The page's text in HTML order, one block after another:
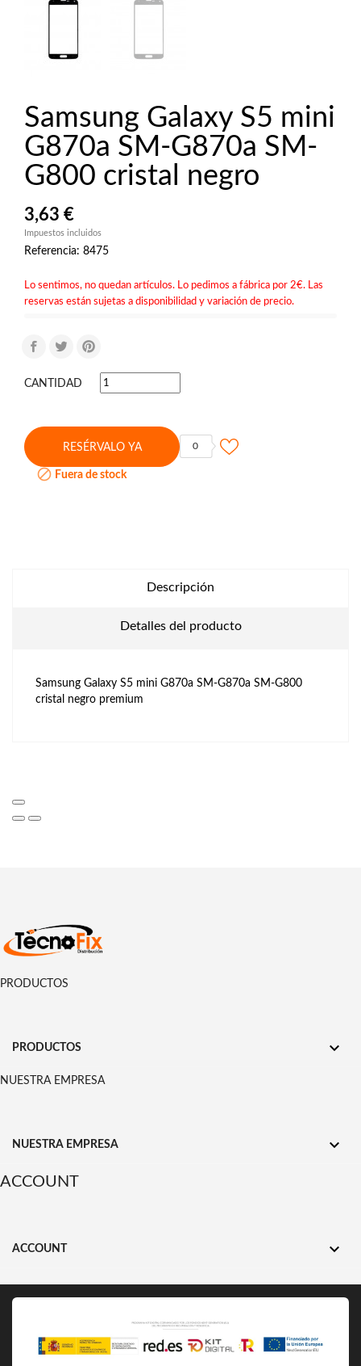
Samsung Galaxy S5 mini
G870a SM-G870a SM-
G800 cristal negro
3,63 €
Impuestos incluidos
Referencia: 8475
Lo sentimos, no quedan artículos. Lo pedimos a fábrica por 2€. Las
reservas están sujetas a disponibilidad y variación de precio.
CANTIDAD
RESÉRVALO YA 0
 Fuera de stock
Descripción
Detalles del producto
Samsung Galaxy S5 mini G870a SM-G870a SM-G800
cristal negro premium
PRODUCTOS
PRODUCTOS 
NUESTRA EMPRESA
NUESTRA EMPRESA 
ACCOUNT
ACCOUNT 